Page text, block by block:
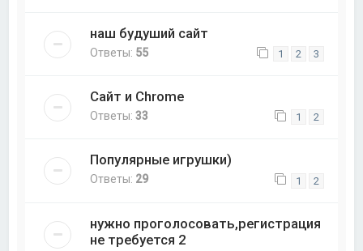
наш будуший сайт
Ответы: 55 1 2 3
Сайт и Chrome
Ответы:33 1 2
Популярные игрушки)
Ответы: 29 1 2
нужно проголосовать,регистрация
не требуется 2